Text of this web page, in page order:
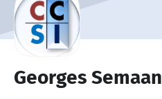
Georges Semaan